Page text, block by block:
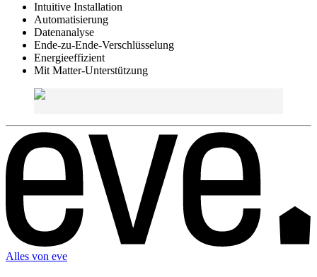
Intuitive Installation
Automatisierung
Datenanalyse
Ende-zu-Ende-Verschlüsselung
Energieeffizient
Mit Matter-Unterstützung
Alles von eve